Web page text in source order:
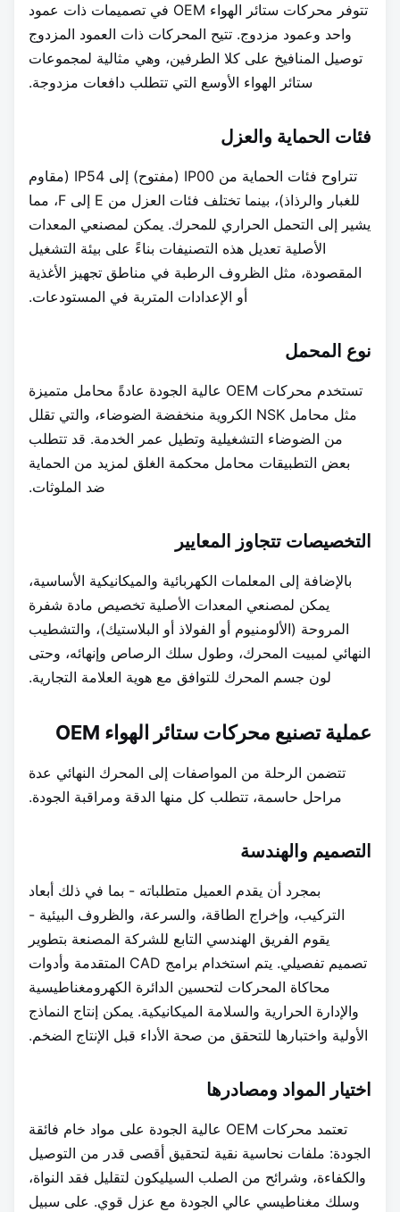
تتوفر محركات ستائر الهواء OEM في تصميمات ذات عمود
واحد وعمود مزدوج. تتيح المحركات ذات العمود المزدوج
توصيل المنافيخ على كلا الطرفين، وهي مثالية لمجموعات
ستائر الهواء الأوسع التي تتطلب دافعات مزدوجة.
فئات الحماية والعزل
تتراوح فئات الحماية من IP00 (مفتوح) إلى IP54 (مقاوم
للغبار والرذاذ)، بينما تختلف فئات العزل من E إلى F، مما
يشير إلى التحمل الحراري للمحرك. يمكن لمصنعي المعدات
الأصلية تعديل هذه التصنيفات بناءً على بيئة التشغيل
المقصودة، مثل الظروف الرطبة في مناطق تجهيز الأغذية
أو الإعدادات المتربة في المستودعات.
نوع المحمل
تستخدم محركات OEM عالية الجودة عادةً محامل متميزة
مثل محامل NSK الكروية منخفضة الضوضاء، والتي تقلل
من الضوضاء التشغيلية وتطيل عمر الخدمة. قد تتطلب
بعض التطبيقات محامل محكمة الغلق لمزيد من الحماية
ضد الملوثات.
التخصيصات تتجاوز المعايير
بالإضافة إلى المعلمات الكهربائية والميكانيكية الأساسية،
يمكن لمصنعي المعدات الأصلية تخصيص مادة شفرة
المروحة (الألومنيوم أو الفولاذ أو البلاستيك)، والتشطيب
النهائي لمبيت المحرك، وطول سلك الرصاص وإنهائه، وحتى
لون جسم المحرك للتوافق مع هوية العلامة التجارية.
عملية تصنيع محركات ستائر الهواء OEM
تتضمن الرحلة من المواصفات إلى المحرك النهائي عدة
مراحل حاسمة، تتطلب كل منها الدقة ومراقبة الجودة.
التصميم والهندسة
بمجرد أن يقدم العميل متطلباته - بما في ذلك أبعاد
التركيب، وإخراج الطاقة، والسرعة، والظروف البيئية -
يقوم الفريق الهندسي التابع للشركة المصنعة بتطوير
تصميم تفصيلي. يتم استخدام برامج CAD المتقدمة وأدوات
محاكاة المحركات لتحسين الدائرة الكهرومغناطيسية
والإدارة الحرارية والسلامة الميكانيكية. يمكن إنتاج النماذج
الأولية واختبارها للتحقق من صحة الأداء قبل الإنتاج الضخم.
اختيار المواد ومصادرها
تعتمد محركات OEM عالية الجودة على مواد خام فائقة
الجودة: ملفات نحاسية نقية لتحقيق أقصى قدر من التوصيل
والكفاءة، وشرائح من الصلب السيليكون لتقليل فقد النواة،
وسلك مغناطيسي عالي الجودة مع عزل قوي. على سبيل